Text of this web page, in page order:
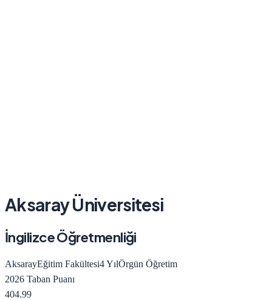
Aksaray Üniversitesi
İngilizce Öğretmenliği
AksarayEğitim Fakültesi4YılÖrgün Öğretim
2026 Taban Puanı
404.99